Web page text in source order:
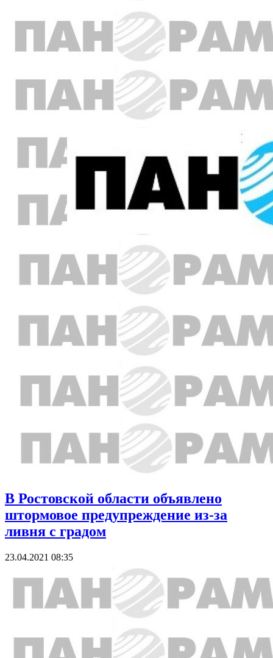
В Ростовской области объявлено
штормовое предупреждение из-за
ливня с градом
23.04.2021 08:35